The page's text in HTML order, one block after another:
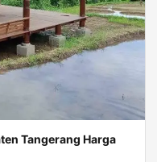
Tangerang Harga